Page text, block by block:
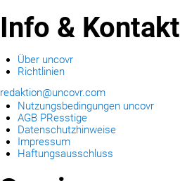
Info & Kontakt
Über uncovr
Richtlinien
redaktion@uncovr.com
Nutzungsbedingungen uncovr
AGB PResstige
Datenschutzhinweise
Impressum
Haftungsausschluss